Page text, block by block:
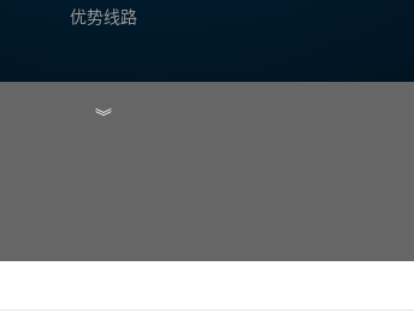
优势线路
︾